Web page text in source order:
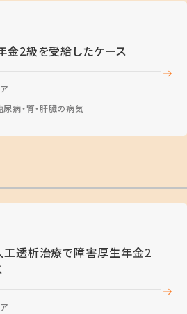
2級を受給したケース
尿病・腎・肝臓の病気
工透析治療で障害厚生年金2